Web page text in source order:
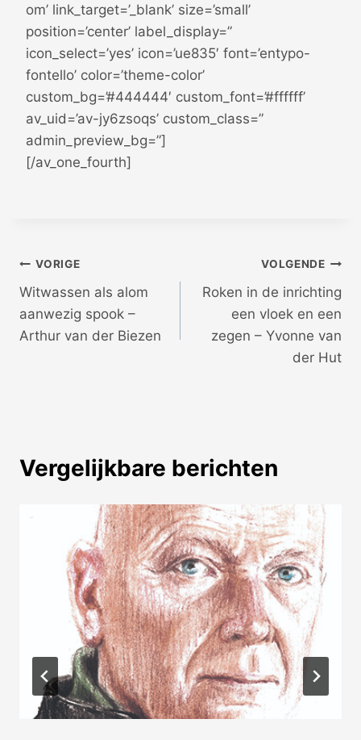
om’ link_target=’_blank’ size=’small’
position=’center’ label_display=”
icon_select=’yes’ icon=’ue835′ font=’entypo-
fontello’ color=’theme-color’
custom_bg=’#444444′ custom_font=’#ffffff’
av_uid=’av-jy6zsoqs’ custom_class=”
admin_preview_bg=”]
[/av_one_fourth]
Bericht
navigatie
VORIGE
Witwassen als alom
aanwezig spook –
Arthur van der Biezen
VOLGENDE
Roken in de inrichting
een vloek en een
zegen – Yvonne van
der Hut
Vergelijkbare berichten